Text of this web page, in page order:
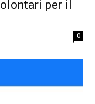
per il
0